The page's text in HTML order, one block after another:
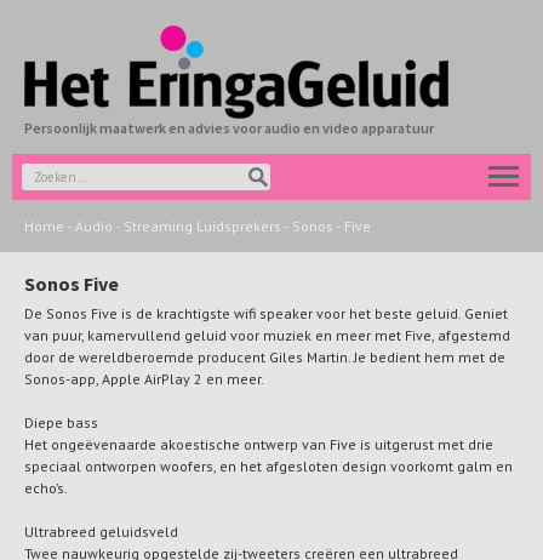
Persoonlijk maatwerk en advies voor audio en video apparatuur
Home - Audio - Streaming Luidsprekers - Sonos - Five
Sonos Five
De Sonos Five is de krachtigste wifi speaker voor het beste geluid. Geniet
van puur, kamervullend geluid voor muziek en meer met Five, afgestemd
door de wereldberoemde producent Giles Martin. Je bedient hem met de
Sonos-app, Apple AirPlay 2 en meer.
Diepe bass
Het ongeëvenaarde akoestische ontwerp van Five is uitgerust met drie
speciaal ontworpen woofers, en het afgesloten design voorkomt galm en
echo’s.
Ultrabreed geluidsveld
Twee nauwkeurig opgestelde zij-tweeters creëren een ultrabreed